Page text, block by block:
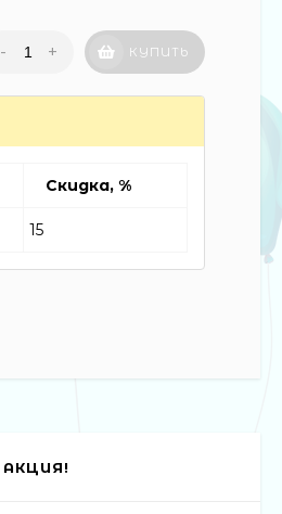
- + КУПИТЬ
Скидка, %
15
АКЦИЯ!